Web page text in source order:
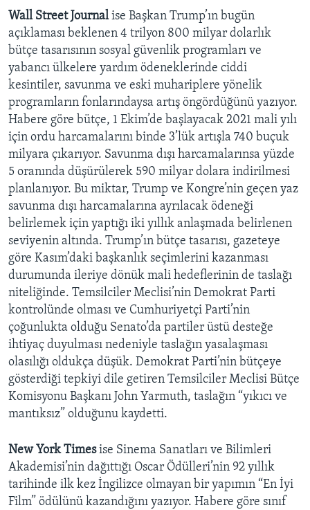
Wall Street Journalise Başkan Trump’ın bugün
açıklaması beklenen 4 trilyon 800 milyar dolarlık
bütçe tasarısının sosyal güvenlik programları ve
yabancı ülkelere yardım ödeneklerinde ciddi
kesintiler, savunma ve eski muhariplere yönelik
programların fonlarındaysa artış öngördüğünü yazıyor.
Habere göre bütçe, 1 Ekim’de başlayacak 2021 mali yılı
için ordu harcamalarını binde 3’lük artışla 740 buçuk
milyara çıkarıyor. Savunma dışı harcamalarınsa yüzde
5 oranında düşürülerek 590 milyar dolara indirilmesi
planlanıyor. Bu miktar, Trump ve Kongre’nin geçen yaz
savunma dışı harcamalarına ayrılacak ödeneği
belirlemek için yaptığı iki yıllık anlaşmada belirlenen
seviyenin altında. Trump’ın bütçe tasarısı, gazeteye
göre Kasım’daki başkanlık seçimlerini kazanması
durumunda ileriye dönük mali hedeflerinin de taslağı
niteliğinde. Temsilciler Meclisi’nin Demokrat Parti
kontrolünde olması ve Cumhuriyetçi Parti’nin
çoğunlukta olduğu Senato’da partiler üstü desteğe
ihtiyaç duyulması nedeniyle taslağın yasalaşması
olasılığı oldukça düşük. Demokrat Parti’nin bütçeye
gösterdiği tepkiyi dile getiren Temsilciler Meclisi Bütçe
Komisyonu Başkanı John Yarmuth, taslağın “yıkıcı ve
mantıksız” olduğunu kaydetti.
New York Timesise Sinema Sanatları ve Bilimleri
Akademisi’nin dağıttığı Oscar Ödülleri’nin 92 yıllık
tarihinde ilk kez İngilizce olmayan bir yapımın “En İyi
Film” ödülünü kazandığını yazıyor. Habere göre sınıf